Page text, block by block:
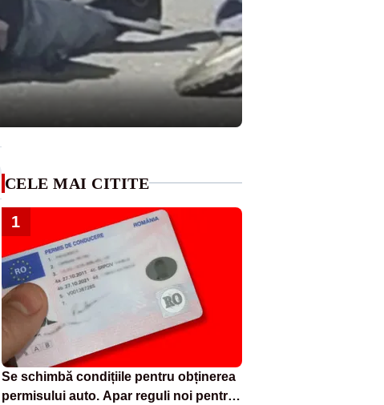
CELE MAI CITITE
1
Se schimbă condițiile pentru obținerea
permisului auto. Apar reguli noi pentru